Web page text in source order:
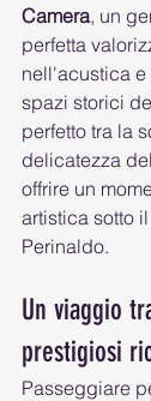
Camera, un
perfetta
nell'acustica
spazi storici
perfetto tra la
delicatezza
offrire un
artistica sotto
Perinaldo.
Un viaggio
prestigiosi
Passeggiare